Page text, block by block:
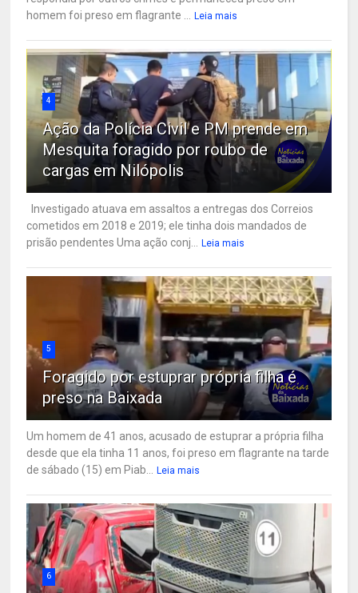
homem foi preso em flagrante ...
Leia mais
4
Ação da Polícia Civil e PM prende em
Mesquita foragido por roubo de
cargas em Nilópolis
Investigado atuava em assaltos a entregas dos Correios
cometidos em 2018 e 2019; ele tinha dois mandados de
prisão pendentes Uma ação conj...
Leia mais
5
Foragido por estuprar própria filha é
preso na Baixada
Um homem de 41 anos, acusado de estuprar a própria filha
desde que ela tinha 11 anos, foi preso em flagrante na tarde
de sábado (15) em Piab...
Leia mais
6